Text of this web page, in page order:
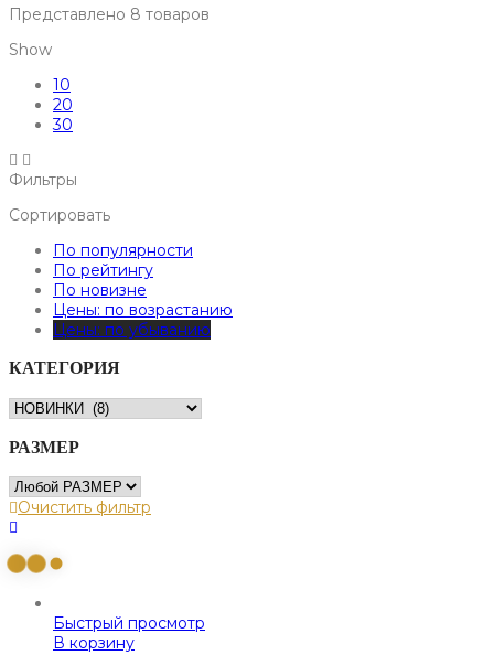
Представлено 8 товаров
Show
10
20
30
Фильтры
Сортировать
По популярности
По рейтингу
По новизне
Цены: по возрастанию
Цены: по убыванию
КАТЕГОРИЯ
РАЗМЕР
Очистить фильтр
Быстрый просмотр
В корзину